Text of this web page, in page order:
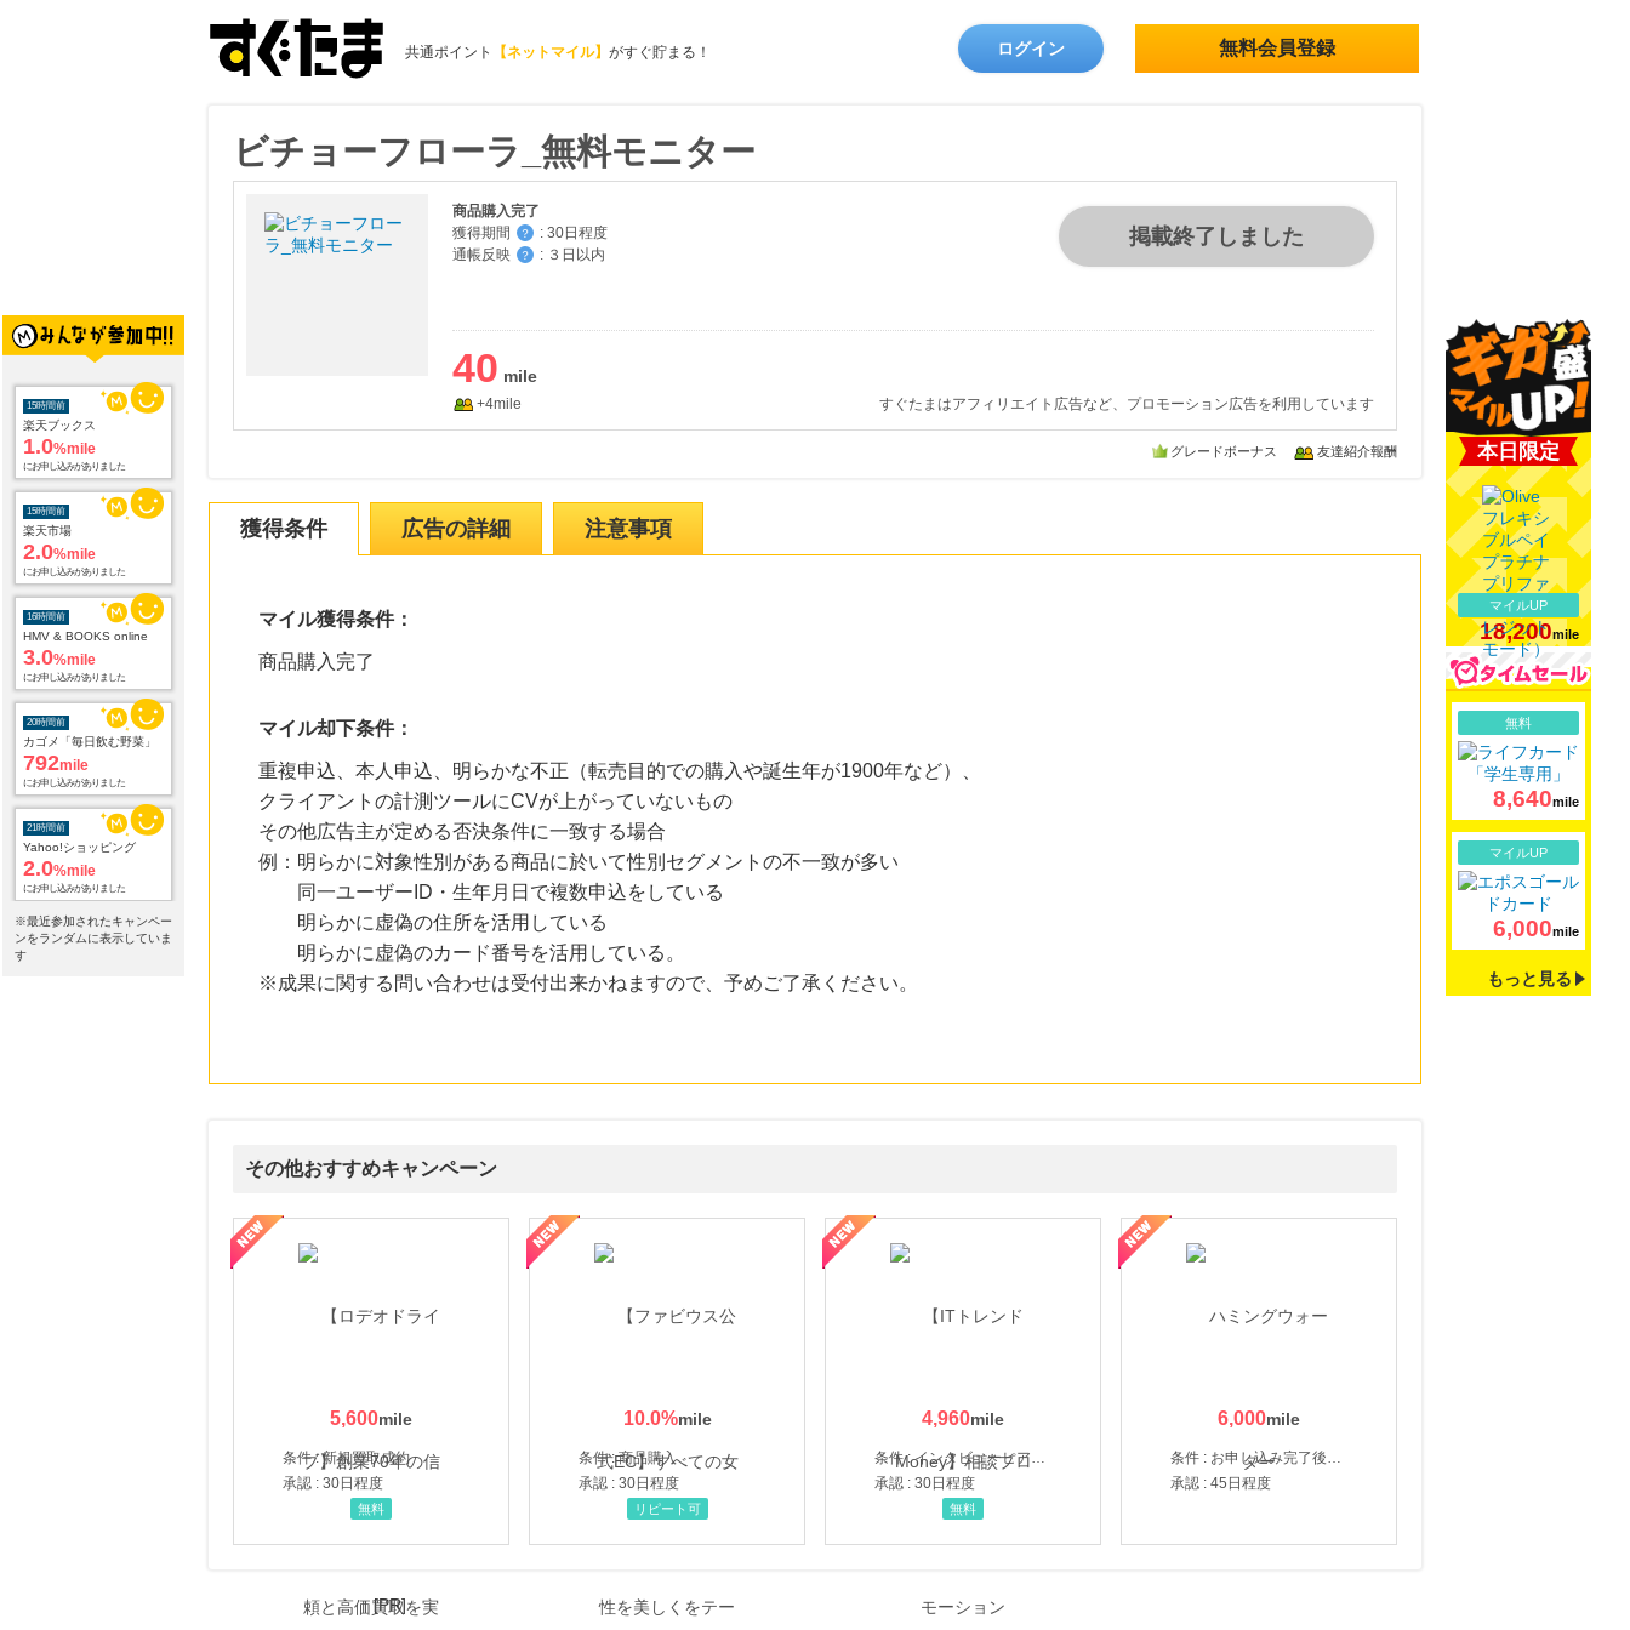
共通ポイント 【ネットマイル】 がすぐ貯まる！ ログイン 無料会員登録
15時間前
楽天ブックス
1.0%mile
にお申し込みがありました
15時間前
楽天市場
2.0%mile
にお申し込みがありました
16時間前
HMV & BOOKS online
3.0%mile
にお申し込みがありました
20時間前
カゴメ「毎日飲む野菜」
792mile
にお申し込みがありました
21時間前
Yahoo!ショッピング
2.0%mile
にお申し込みがありました
21時間前
※最近参加されたキャンペー
ンをランダムに表示していま
す
ビチョーフローラ_無料モニター
商品購入完了
獲得期間
？ : 30日程度
通帳反映
？ : ３日以内
掲載終了しました
40
+4mile すぐたまはアフィリエイト広告など、プロモーション広告を利用しています
グレードボーナス 友達紹介報酬
獲得条件 広告の詳細 注意事項
マイル獲得条件：
商品購入完了
マイル却下条件：
重複申込、本人申込、明らかな不正（転売目的での購入や誕生年が1900年など）、
クライアントの計測ツールにCVが上がっていないもの
その他広告主が定める否決条件に一致する場合
例：明らかに対象性別がある商品に於いて性別セグメントの不一致が多い
同一ユーザーID・生年月日で複数申込をしている
明らかに虚偽の住所を活用している
明らかに虚偽のカード番号を活用している。
※成果に関する問い合わせは受付出来かねますので、予めご了承ください。
その他おすすめキャンペーン
5,600
条件 : 新規買取成約
承認 : 30日程度
無料
10.0%
条件 : 商品購入
承認 : 30日程度
くをテーマにした商品で女性の美を応援しています
リピート可
4,960
条件 : インタビューヒアリング完了
承認 : 30日程度
【ITトレンドMoney】相談プロモーション
無料
6,000
条件 : お申し込み完了後、決済登録完了と1ヶ月以内のサーバー初回設置。
承認 : 45日程度
ハミングウォーター【販売代理店】
本日限定
マイルUP
18,200mile
無料
8,640mile
マイルUP
6,000mile
もっと見る
[PR]